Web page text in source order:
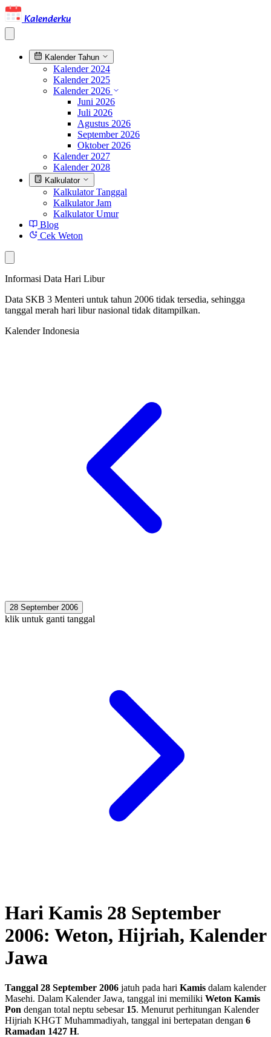
Kalenderku
Kalender Tahun
Kalender 2024
Kalender 2025
Kalender 2026
Juni 2026
Juli 2026
Agustus 2026
September 2026
Oktober 2026
Kalender 2027
Kalender 2028
Kalkulator
Kalkulator Tanggal
Kalkulator Jam
Kalkulator Umur
Blog
Cek Weton
Informasi Data Hari Libur
Data SKB 3 Menteri untuk tahun 2006 tidak tersedia, sehingga
tanggal merah hari libur nasional tidak ditampilkan.
Kalender Indonesia
28 September 2006
klik untuk ganti tanggal
Hari Kamis 28 September
2006: Weton, Hijriah, Kalender
Jawa
Tanggal 28 September 2006 jatuh pada hari Kamis dalam kalender
Masehi. Dalam Kalender Jawa, tanggal ini memiliki Weton Kamis
Pon dengan total neptu sebesar 15. Menurut perhitungan Kalender
Hijriah KHGT Muhammadiyah, tanggal ini bertepatan dengan 6
Ramadan 1427 H.